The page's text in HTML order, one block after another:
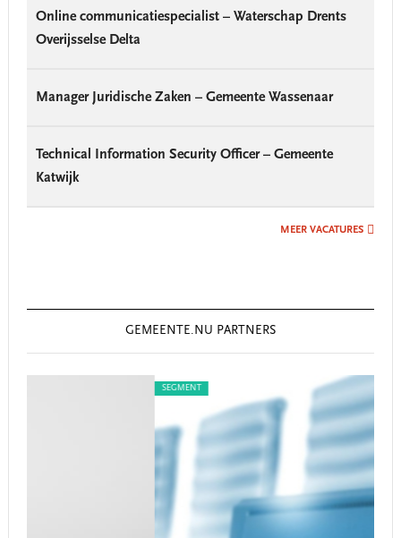
Online communicatiespecialist – Waterschap Drents
Overijsselse Delta
Manager Juridische Zaken – Gemeente Wassenaar
Technical Information Security Officer – Gemeente
Katwijk
MEER VACATURES
GEMEENTE.NU PARTNERS